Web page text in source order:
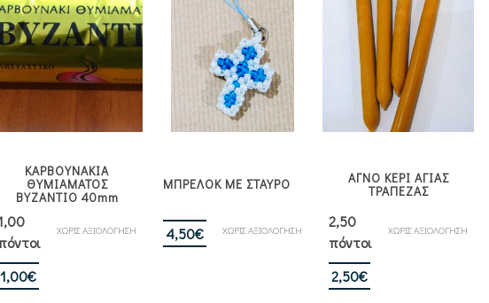
ΚΑΡΒΟΥΝΑΚΙΑ
ΘΥΜΙΑΜΑΤΟΣ
ΒΥΖΑΝΤΙΟ 40mm
ΧΩΡΙΣ ΑΞΙΟΛΟΓΗΣΗ
1,00€
ΜΠΡΕΛΟΚ ΜΕ ΣΤΑΥΡΟ
ΧΩΡΙΣ ΑΞΙΟΛΟΓΗΣΗ
4,50€
ΑΓΝΟ ΚΕΡΙ ΑΓΙΑΣ
ΤΡΑΠΕΖΑΣ
ΧΩΡΙΣ ΑΞΙΟΛΟΓΗΣΗ
2,50
πόντοι
2,50€